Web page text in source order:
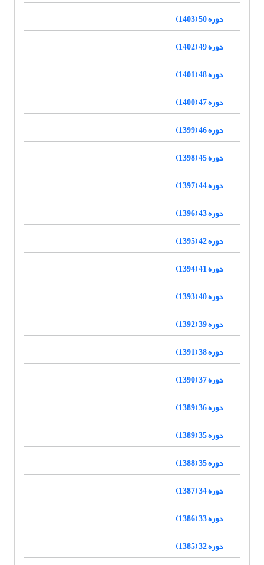
دوره 50 (1403)
دوره 49 (1402)
دوره 48 (1401)
دوره 47 (1400)
دوره 46 (1399)
دوره 45 (1398)
دوره 44 (1397)
دوره 43 (1396)
دوره 42 (1395)
دوره 41 (1394)
دوره 40 (1393)
دوره 39 (1392)
دوره 38 (1391)
دوره 37 (1390)
دوره 36 (1389)
دوره 35 (1389)
دوره 35 (1388)
دوره 34 (1387)
دوره 33 (1386)
دوره 32 (1385)